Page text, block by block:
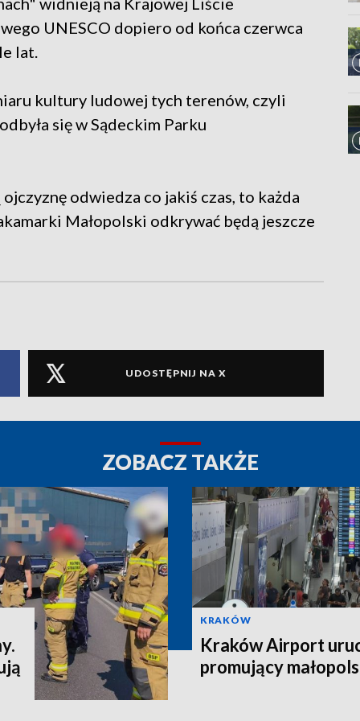
UNESCO dopiero od końca czerwca
lat.
kultury ludowej tych terenów, czyli
się w Sądeckim Parku
odwiedza co jakiś czas, to każda
Małopolski odkrywać będą jeszcze
UDOSTĘPNIJ NA X
ZOBACZ TAKŻE
KRAKÓW
Kraków Airport
promujący